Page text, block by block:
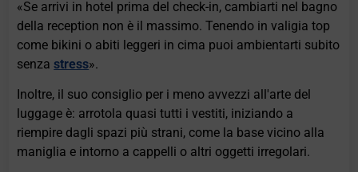
«Se arrivi in hotel prima del check-in, cambiarti nel bagno
della reception non è il massimo. Tenendo in valigia top
come bikini o abiti leggeri in cima puoi ambientarti subito
senzastress».
Inoltre, il suo consiglio per i meno avvezzi all'arte del
luggage è: arrotola quasi tutti i vestiti, iniziando a
riempire dagli spazi più strani, come la base vicino alla
maniglia e intorno a cappelli o altri oggetti irregolari.